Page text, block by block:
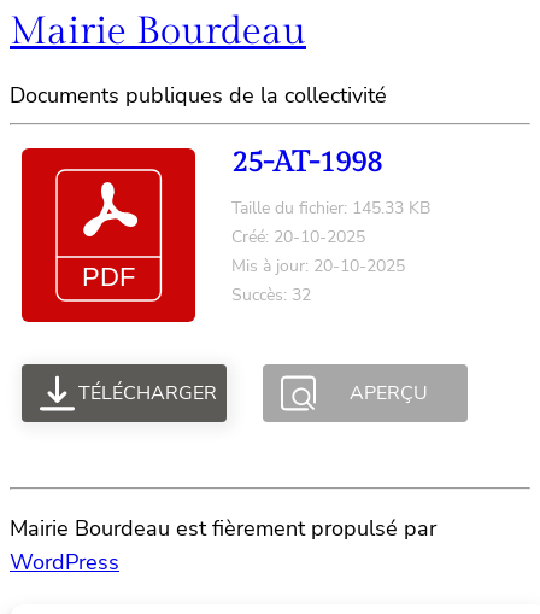
Mairie Bourdeau
Documents publiques de la collectivité
25-AT-1998
Taille du fichier: 145.33 KB
Créé: 20-10-2025
Mis à jour: 20-10-2025
Succès: 32
TÉLÉCHARGER APERÇU
Mairie Bourdeau est fièrement propulsé par
WordPress